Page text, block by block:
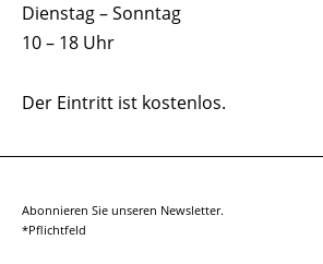
Dienstag – Sonntag
10 – 18 Uhr
Der Eintritt ist kostenlos.
Abonnieren Sie unseren Newsletter.
*Pflichtfeld